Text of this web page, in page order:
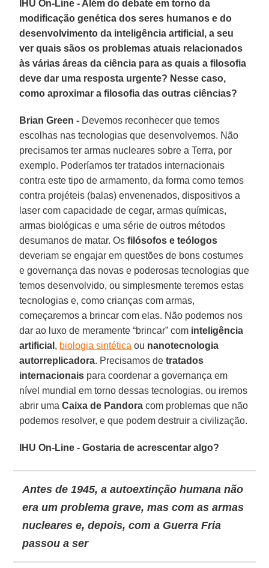
IHU On-Line - Além do debate em torno da
modificação genética dos seres humanos e do
desenvolvimento da inteligência artificial, a seu
ver quais sãos os problemas atuais relacionados
às várias áreas da ciência para as quais a filosofia
deve dar uma resposta urgente? Nesse caso,
como aproximar a filosofia das outras ciências?
Brian Green - Devemos reconhecer que temos
escolhas nas tecnologias que desenvolvemos. Não
precisamos ter armas nucleares sobre a Terra, por
exemplo. Poderíamos ter tratados internacionais
contra este tipo de armamento, da forma como temos
contra projéteis (balas) envenenados, dispositivos a
laser com capacidade de cegar, armas químicas,
armas biológicas e uma série de outros métodos
desumanos de matar. Osfilósofos e teólogos
deveriam se engajar em questões de bons costumes
e governança das novas e poderosas tecnologias que
temos desenvolvido, ou simplesmente teremos estas
tecnologias e, como crianças com armas,
começaremos a brincar com elas. Não podemos nos
dar ao luxo de meramente “brincar” com inteligência
artificial , biologia sintética ou nanotecnologia
autorreplicadora. Precisamos detratados
internacionais para coordenar a governança em
nível mundial em torno dessas tecnologias, ou iremos
abrir umaCaixa de Pandora com problemas que não
podemos resolver, e que podem destruir a civilização.
IHU On-Line - Gostaria de acrescentar algo?
Antes de 1945, a autoextinção humana não
era um problema grave, mas com as armas
nucleares e, depois, com a Guerra Fria
passou a ser